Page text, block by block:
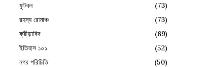
ফুটবল
(73)
রহস্য রোমাঞ্চ
(73)
ক্রীড়াবিদ
(69)
ইতিহাস ১০১
(52)
নগর পরিচিতি
(50)